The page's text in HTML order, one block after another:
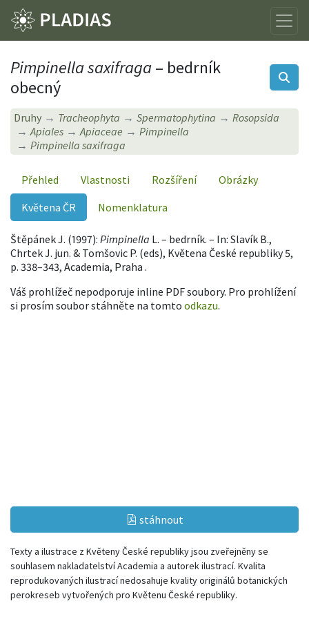
Pimpinella saxifraga– bedrník
obecný
Druhy Tracheophyta Spermatophytina
Rosopsida
Apiales
Apiaceae
Pimpinella
Pimpinella saxifraga
Přehled Vlastnosti Rozšíření
Obrázky
Květena ČR
Nomenklatura
Štěpánek J. (1997): Pimpinella L. – bedrník. – In: Slavík B.,
Chrtek J. jun. & Tomšovic P. (eds), Květena České republiky 5,
p. 338–343, Academia, Praha .
Váš prohlížeč nepodporuje inline PDF soubory. Pro prohlížení
si prosím soubor stáhněte na tomto odkazu.
stáhnout
Texty a ilustrace z Květeny České republiky jsou zveřejněny se
souhlasem nakladatelství Academia a autorek ilustrací. Kvalita
reprodukovaných ilustrací nedosahuje kvality originálů botanických
perokreseb vytvořených pro Květenu České republiky.